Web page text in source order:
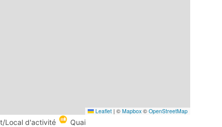
Leaflet | © Mapbox © OpenStreetMap
Local d'activité Quai